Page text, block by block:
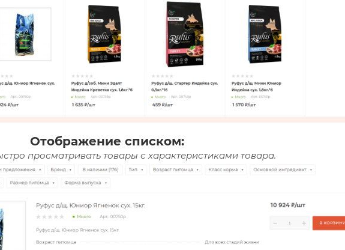
Отображение списком:
просматривать товары с характеристиками товара.